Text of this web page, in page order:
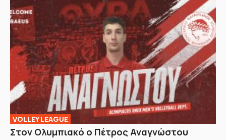
VOLLEY LEAGUE
Στον Ολυμπιακό ο Πέτρος Αναγνώστου